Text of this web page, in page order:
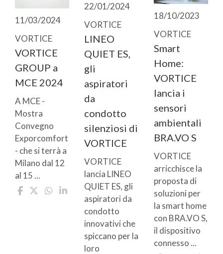
11/03/2024
VORTICE
VORTICE
GROUP a
MCE 2024
A MCE -
Mostra
Convegno
Exporcomfort
- che si terrà a
Milano dal 12
al 15 ...
22/01/2024
VORTICE
LINEO
QUIET ES,
gli
aspiratori
da
condotto
silenziosi di
VORTICE
VORTICE
lancia LINEO
QUIET ES, gli
aspiratori da
condotto
innovativi che
spiccano per la
loro
18/10/2023
VORTICE
Smart
Home:
VORTICE
lancia i
sensori
ambientali
BRA.VO S
VORTICE
arricchisce la
proposta di
soluzioni per
la smart home
con BRA.VO S,
il dispositivo
connesso ...